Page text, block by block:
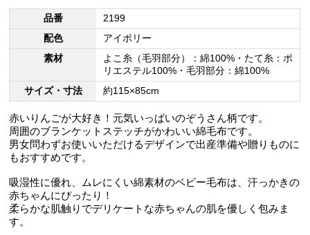
品番
2199
配色
アイボリー
素材
よこ糸（毛羽部分）：綿100%・たて糸：ポ
リエステル100%・毛羽部分：綿100%
サイズ・寸法
約115×85cm
赤いりんごが大好き！元気いっぱいのぞうさん柄です。
周囲のブランケットステッチがかわいい綿毛布です。
男女問わずお使いいただけるデザインで出産準備や贈りものに
もおすすめです。
吸湿性に優れ、ムレにくい綿素材のベビー毛布は、汗っかきの
赤ちゃんにぴったり！
柔らかな肌触りでデリケートな赤ちゃんの肌を優しく包みま
す。